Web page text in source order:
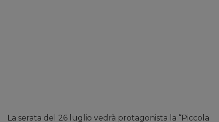
La serata del 26 luglio vedrà protagonista la “Piccola